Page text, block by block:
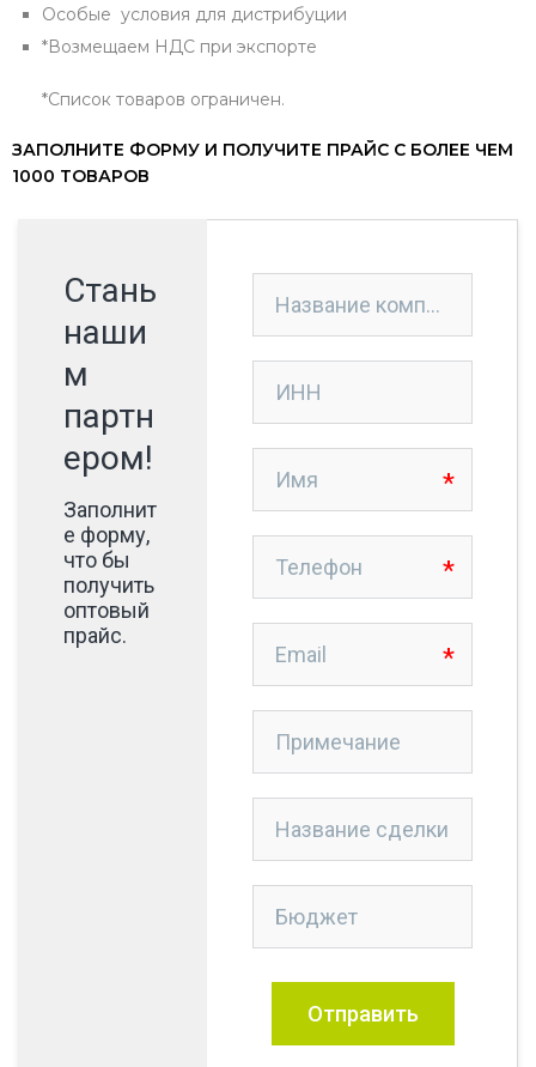
Особые условия для дистрибуции
*Возмещаем НДС при экспорте
*Список товаров ограничен.
ЗАПОЛНИТЕ ФОРМУ И ПОЛУЧИТЕ ПРАЙС С БОЛЕЕ ЧЕМ
1000 ТОВАРОВ